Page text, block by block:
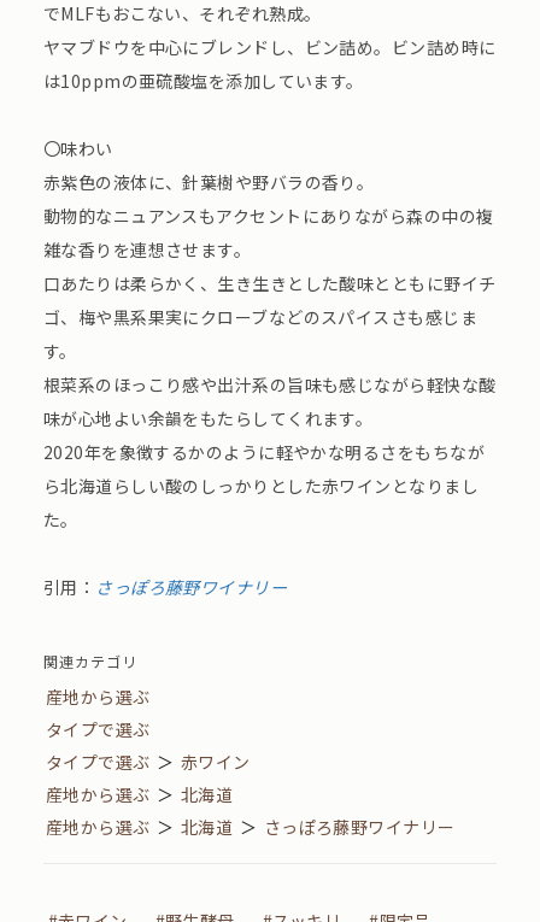
でMLFもおこない、それぞれ熟成。
ヤマブドウを中心にブレンドし、ビン詰め。ビン詰め時に
は10ppmの亜硫酸塩を添加しています。
〇味わい
赤紫色の液体に、針葉樹や野バラの香り。
動物的なニュアンスもアクセントにありながら森の中の複
雑な香りを連想させます。
口あたりは柔らかく、生き生きとした酸味とともに野イチ
ゴ、梅や黒系果実にクローブなどのスパイスさも感じま
す。
根菜系のほっこり感や出汁系の旨味も感じながら軽快な酸
味が心地よい余韻をもたらしてくれます。
2020年を象徴するかのように軽やかな明るさをもちなが
ら北海道らしい酸のしっかりとした赤ワインとなりまし
た。
引用： さっぽろ藤野ワイナリー
関連カテゴリ
産地から選ぶ
タイプで選ぶ
タイプで選ぶ ＞ 赤ワイン
産地から選ぶ ＞ 北海道
産地から選ぶ ＞ 北海道 ＞ さっぽろ藤野ワイナリー